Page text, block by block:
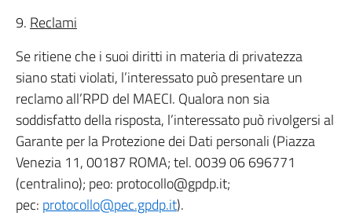
9. Reclami
Se ritiene che i suoi diritti in materia di privatezza
siano stati violati, l’interessato può presentare un
reclamo all’RPD del MAECI. Qualora non sia
soddisfatto della risposta, l’interessato può rivolgersi al
Garante per la Protezione dei Dati personali (Piazza
Venezia 11, 00187 ROMA; tel. 0039 06 696771
(centralino); peo: protocollo@gpdp.it;
pec: protocollo@pec.gpdp.it).